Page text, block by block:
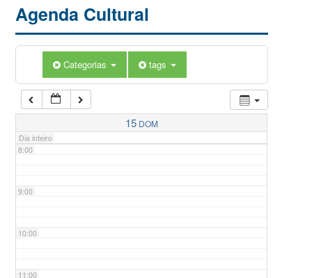
Agenda Cultural
Categorias tags
15 DOM
Dia inteiro
5:00
7:00
8:00
9:00
10:00
11:00